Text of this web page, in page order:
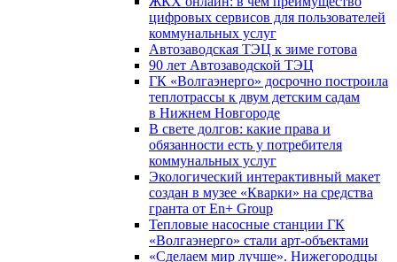
цифровых сервисов для пользователей
коммунальных услуг
Автозаводская ТЭЦ к зиме готова
90 лет Автозаводской ТЭЦ
ГК «Волгаэнерго» досрочно построила
теплотрассы к двум детским садам
в Нижнем Новгороде
В свете долгов: какие права и
обязанности есть у потребителя
коммунальных услуг
Экологический интерактивный макет
создан в музее «Кварки» на средства
гранта от En+ Group
Тепловые насосные станции ГК
«Волгаэнерго» стали арт-объектами
«Сделаем мир лучше». Нижегородцы